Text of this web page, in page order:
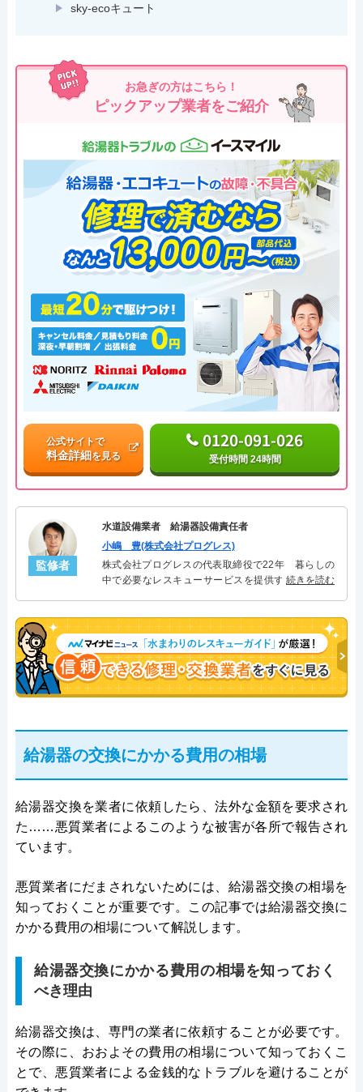
sky-ecoキュート
お急ぎの方はこちら！
ピックアップ業者をご紹介
公式サイトで
料金詳細を見る
0120-091-026
受付時間 24時間
監修者
水道設備業者 給湯器設備責任者
小嶋 豊(株式会社プログレス)
株式会社プログレスの代表取締役で22年 暮らしの
中で必要なレスキューサービスを提供する株式会社
決。多くのお客様に信頼される「給湯器」のスペシ
ャリスト。
続きを読む
給湯器の交換にかかる費用の相場
給湯器交換を業者に依頼したら、法外な金額を要求され
た……悪質業者によるこのような被害が各所で報告され
ています。
悪質業者にだまされないためには、給湯器交換の相場を
知っておくことが重要です。この記事では給湯器交換に
かかる費用の相場について解説します。
給湯器交換にかかる費用の相場を知っておく
べき理由
給湯器交換は、専門の業者に依頼することが必要です。
その際に、おおよその費用の相場について知っておくこ
とで、悪質業者による金銭的なトラブルを避けることが